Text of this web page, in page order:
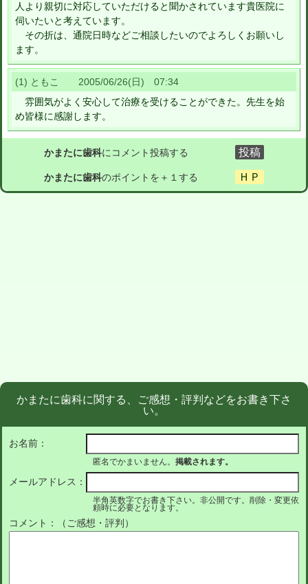
人より親切に対応していただけると聞かされています貴医院に
伺いたいと考えています。
その折は、通院日時などご相談したいのでよろしくお願いし
ます。
(1) ともこ 2005/06/26(日) 07:34
雰囲気がよく安心して治療を受けることができた。先生を始
め皆様に感謝します。
かまたに歯科にコメント投稿する
かまたに歯科のポイントを＋１する
かまたに歯科に関する、ご感想・評判などをお書き下さ
い。
お名前：
匿名でかまいません。 掲載されます。
メールアドレス：
半角英数字でお書き下さい。非公開です。削除・変更依
頼時に必要となります。
コメント：（ご感想・評判）